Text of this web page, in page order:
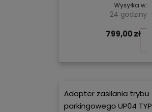
Wysyłka w:
24 godziny
799,00 zł
Adapter zasilania trybu
parkingowego UP04 TYP